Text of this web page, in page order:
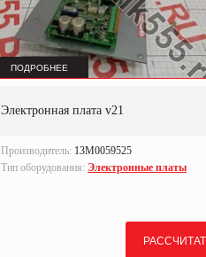
ПОДРОБНЕЕ
Электронная плата v21
Производитель: 13M0059525
Тип оборудования: Электронные платы